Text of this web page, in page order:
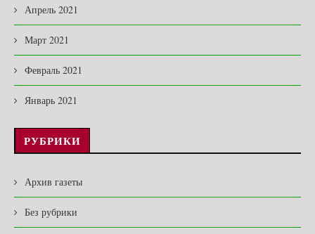
Апрель 2021
Март 2021
Февраль 2021
Январь 2021
РУБРИКИ
Архив газеты
Без рубрики